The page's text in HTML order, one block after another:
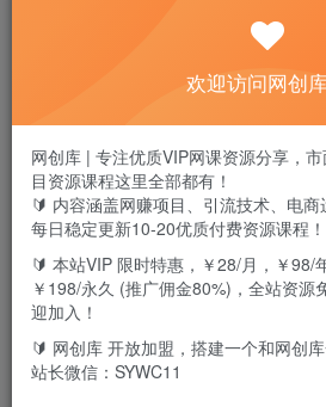
1、项目介绍今天给大家介绍一下闲
技数码产品更新速度的变快，许多公
材打印机，而旧的打印机一般都会直
台。为什么是闲鱼呢，原因就是闲鱼
的二手交易平台，它背靠阿里巴巴，
欢迎访问网创
网创库 | 专注优质VIP网课资源分享，
目资源课程这里全部都有！
🔰 内容涵盖网赚项目、引流技术、电商
每日稳定更新10-20优质付费资源课程！
🔰 本站VIP 限时特惠，￥28/月，￥98/
￥198/永久 (推广佣金80%)，全站资源
迎加入！
🔰 网创库 开放加盟，搭建一个和网创
站长微信：SYWC11